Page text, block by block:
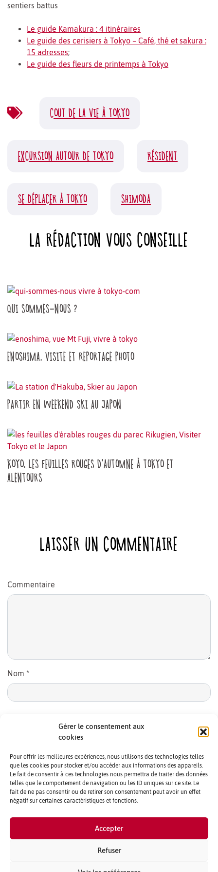
Gérer le consentement aux
cookies
Pour offrir les meilleures expériences, nous utilisons des technologies telles
que les cookies pour stocker et/ou accéder aux informations des appareils.
Le fait de consentir à ces technologies nous permettra de traiter des données
telles que le comportement de navigation ou les ID uniques sur ce site. Le
fait de ne pas consentir ou de retirer son consentement peut avoir un effet
négatif sur certaines caractéristiques et fonctions.
Accepter
Refuser
sentiers battus
Le guide Kamakura : 4 itinéraires
Le guide des cerisiers à Tokyo – Café, thé et sakura :
15 adresses;
Le guide des fleurs de printemps à Tokyo
COUT DE LA VIE À TOKYO
EXCURSION AUTOUR DE TOKYO RÉSIDENT
SE DÉPLACER À TOKYO SHIMODA
LA RÉDACTION VOUS CONSEILLE
QUI SOMMES-NOUS ?
ENOSHIMA, VISITE ET REPORTAGE PHOTO
PARTIR EN WEEKEND SKI AU JAPON
KOYO, LES FEUILLES ROUGES D'AUTOMNE À TOKYO ET
ALENTOURS
LAISSER UN COMMENTAIRE
Commentaire
Nom *